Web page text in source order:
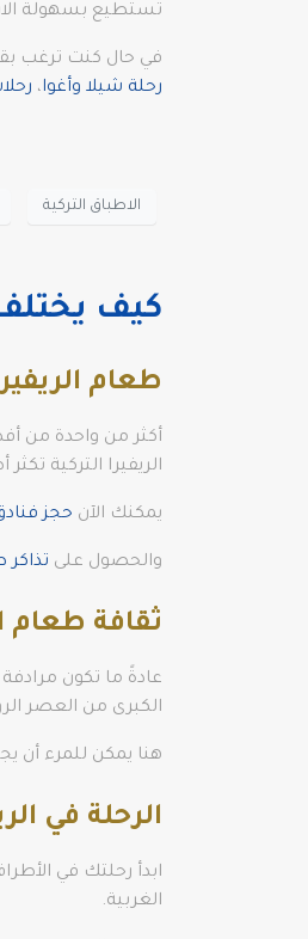
تستطيع بسهولة
في حال كنت ترغب
رحلة شيلا وأغوا،
الاطباق التركية
كيف يختلف
طعام
أكثر من واحدة من
الريفيرا التركية
يمكنك الآن حجز
والحصول على
ثقافة طعام
الكبرى من العصر
هنا يمكن للمرء أن
الرحلة في
ابدأ رحلتك في
الغربية.